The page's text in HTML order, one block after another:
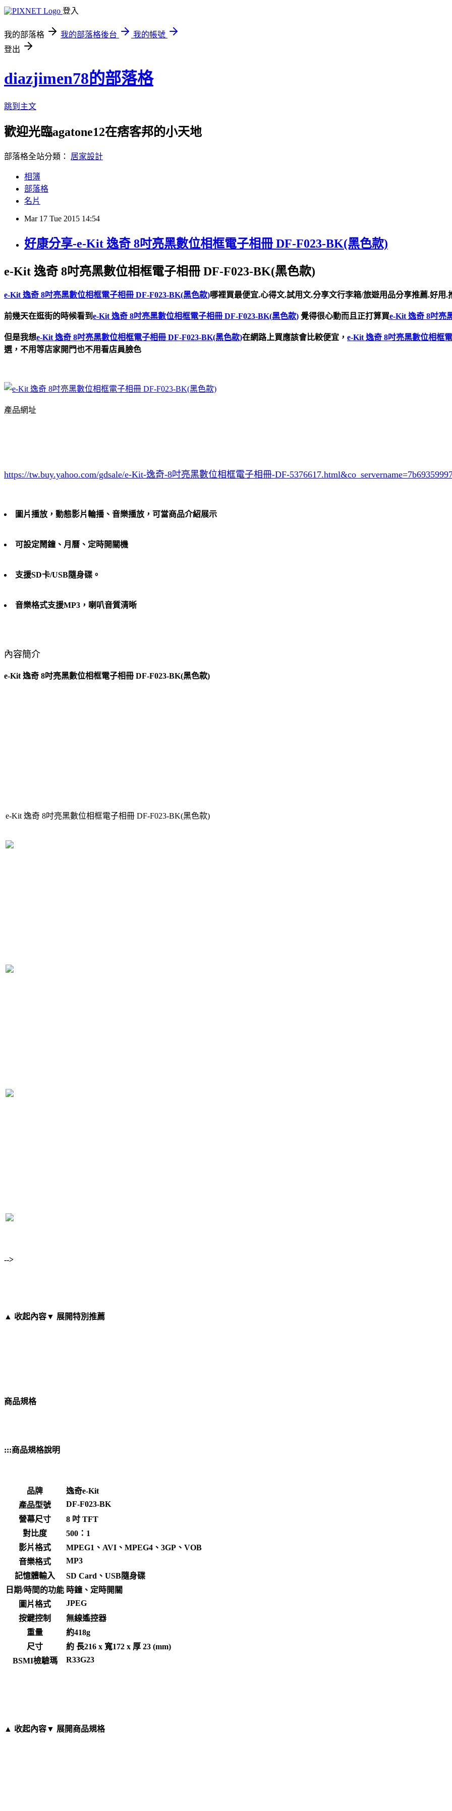
登入
我的部落格 我的部落格後台
我的帳號
登出
diazjimen78的部落格
跳到主文
歡迎光臨agatone12在痞客邦的小天地
部落格全站分類： 居家設計
相簿
部落格
名片
Mar 17 Tue 2015 14:54
好康分享-e-Kit 逸奇 8吋亮黑數位相框電子相冊 DF-F023-BK(黑色款)
e-Kit 逸奇 8吋亮黑數位相框電子相冊 DF-F023-BK(黑色款)
e-Kit 逸奇 8吋亮黑數位相框電子相冊 DF-F023-BK(黑色款)哪裡買最便宜.心得文.試用文.分享文行李箱/旅遊用品分享推薦.好用
前幾天在逛街的時候看到 e-Kit 逸奇 8吋亮黑數位相框電子相冊 DF-F023-BK(黑色款) 覺得很心動而且正打算買e-Kit 逸奇 8吋亮
但是我想e-Kit 逸奇 8吋亮黑數位相框電子相冊 DF-F023-BK(黑色款)在網路上買應該會比較便宜， e-Kit 逸奇 8吋亮黑數位相框
選，不用等店家開門也不用看店員臉色
產品網址
https://tw.buy.yahoo.com/gdsale/e-Kit-逸奇-8吋亮黑數位相框電子相冊-DF-
圖片播放，動態影片輪播、音樂播放，可當商品介紹展示
可設定鬧鐘、月曆、定時開關機
支援SD卡/USB隨身碟。
音樂格式支援MP3，喇叭音質清晰
內容簡介
e-Kit 逸奇 8吋亮黑數位相框電子相冊 DF-F023-BK(黑色款)
e-Kit 逸奇 8吋亮黑數位相框電子相冊 DF-F023-BK(黑色款)
-->
▲ 收起內容▼ 展開特別推薦
商品規格
:::商品規格說明
品牌
逸奇e-Kit
產品型號
DF-F023-BK
營幕尺寸
8 吋 TFT
對比度
500：1
影片格式
MPEG1、AVI、MPEG4、3GP、VOB
音樂格式
MP3
記憶體輸入
SD Card、USB隨身碟
日期/時間的功能 時鐘、定時開關
圖片格式
JPEG
按鍵控制
無線遙控器
重量
約418g
尺寸
約 長216 x 寬172 x 厚 23 (mm)
BSMI檢驗瑪
R33G23
▲ 收起內容▼ 展開商品規格